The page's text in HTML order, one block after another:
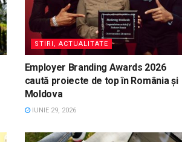
STIRI, ACTUALITATE
Employer Branding Awards 2026
caută proiecte de top în România și
Moldova
IUNIE 29, 2026